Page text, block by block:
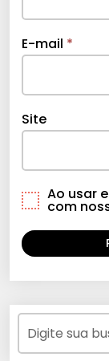
E-mail *
Site
Ao usar
com